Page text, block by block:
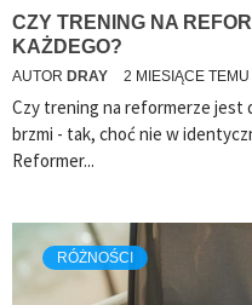
CZY TRENING NA
KAŻDEGO?
AUTOR DRAY 2 MIESIĄCE TEMU
Czy trening na reformerze jest
brzmi - tak, choć nie w
Reformer...
RÓŻNOŚCI